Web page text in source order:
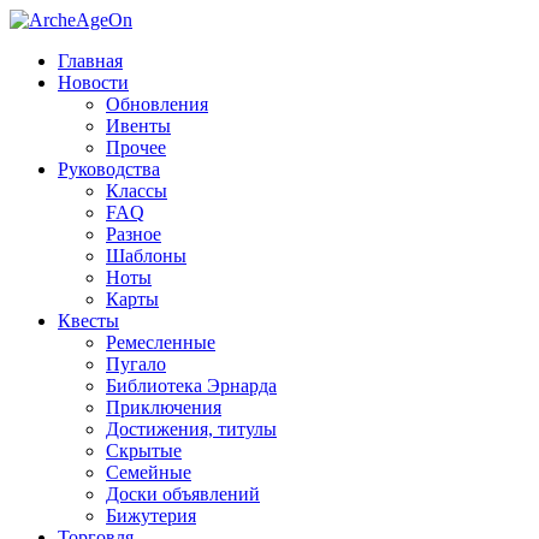
Главная
Новости
Обновления
Ивенты
Прочее
Руководства
Классы
FAQ
Разное
Шаблоны
Ноты
Карты
Квесты
Ремесленные
Пугало
Библиотека Эрнарда
Приключения
Достижения, титулы
Скрытые
Семейные
Доски объявлений
Бижутерия